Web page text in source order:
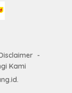
Kami